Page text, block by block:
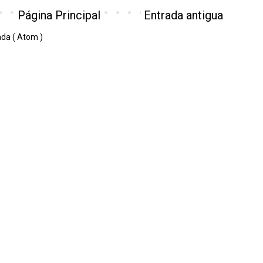
Entrada antigua
Página Principal
( Atom )